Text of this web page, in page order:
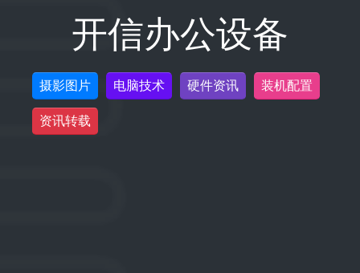
开信办公设备
摄影图片 电脑技术 硬件资讯 装机配置
资讯转载